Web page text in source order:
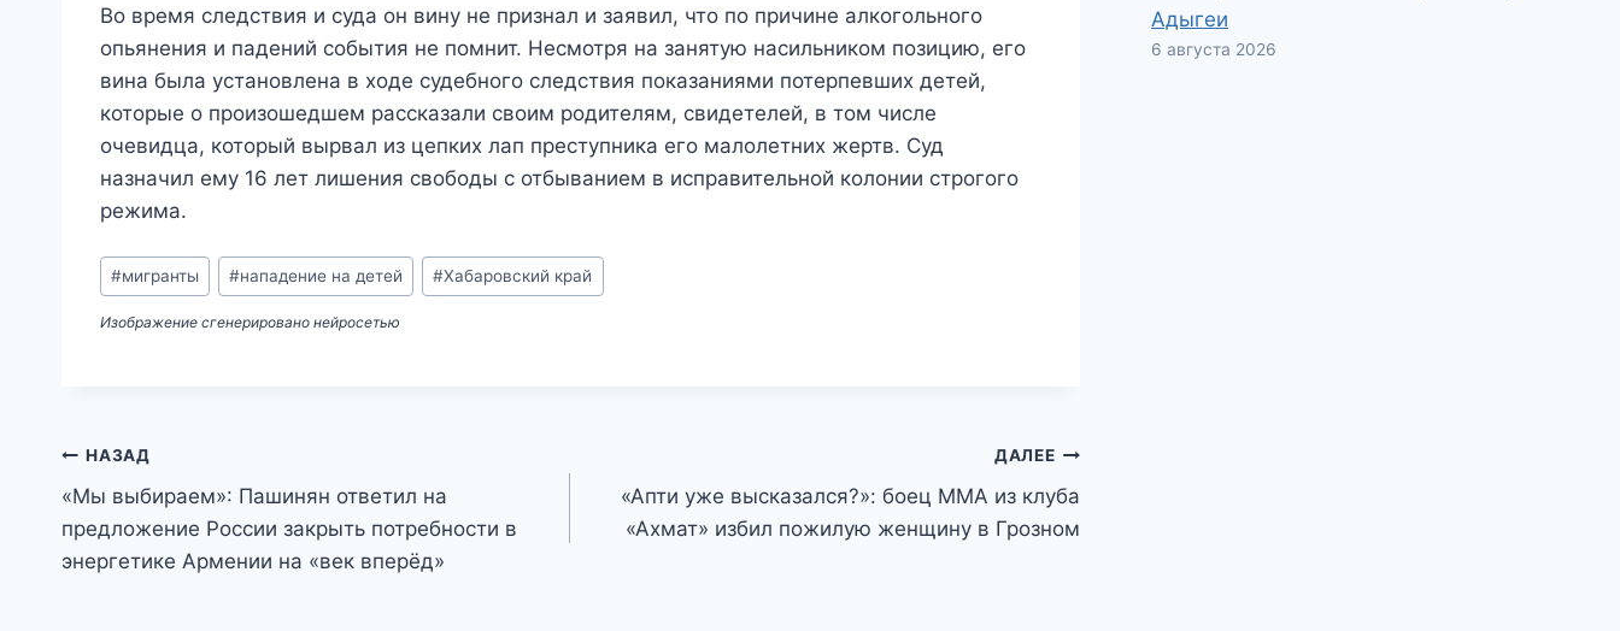
Во время следствия и суда он вину не признал и заявил, что по причине алкогольного
опьянения и падений события не помнит. Несмотря на занятую насильником позицию, его
вина была установлена в ходе судебного следствия показаниями потерпевших детей,
которые о произошедшем рассказали своим родителям, свидетелей, в том числе
очевидца, который вырвал из цепких лап преступника его малолетних жертв. Суд
назначил ему 16 лет лишения свободы с отбыванием в исправительной колонии строгого
режима.
Метки
записи:
#мигранты #нападение на детей #Хабаровский край
Изображение сгенерировано нейросетью
Навигация
по
записям
НАЗАД
«Мы выбираем»: Пашинян ответил на
предложение России закрыть потребности в
энергетике Армении на «век вперёд»
ДАЛЕЕ
«Апти уже высказался?»: боец ММА из клуба
«Ахмат» избил пожилую женщину в Грозном
Адыгеи
6 августа 2026